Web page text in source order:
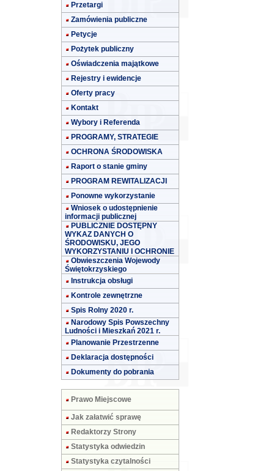
Przetargi
Zamówienia publiczne
Petycje
Pożytek publiczny
Oświadczenia majątkowe
Rejestry i ewidencje
Oferty pracy
Kontakt
Wybory i Referenda
PROGRAMY, STRATEGIE
OCHRONA ŚRODOWISKA
Raport o stanie gminy
PROGRAM REWITALIZACJI
Ponowne wykorzystanie
Wniosek o udostępnienie
informacji publicznej
PUBLICZNIE DOSTĘPNY
WYKAZ DANYCH O
ŚRODOWISKU, JEGO
WYKORZYSTANIU I OCHRONIE
Obwieszczenia Wojewody
Świętokrzyskiego
Instrukcja obsługi
Kontrole zewnętrzne
Spis Rolny 2020 r.
Narodowy Spis Powszechny
Ludności i Mieszkań 2021 r.
Planowanie Przestrzenne
Deklaracja dostępności
Dokumenty do pobrania
Prawo Miejscowe
Jak załatwić sprawę
Redaktorzy Strony
Statystyka odwiedzin
Statystyka czytalności